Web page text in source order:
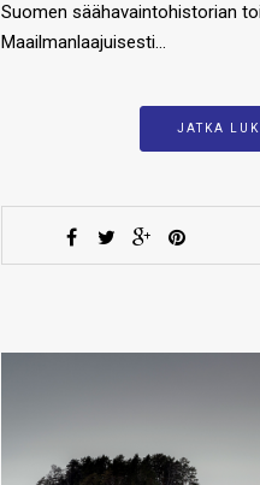
Suomen säähavaintohistorian
Maailmanlaajuisesti…
JATKA